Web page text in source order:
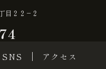
目２２−２
SNS アクセス